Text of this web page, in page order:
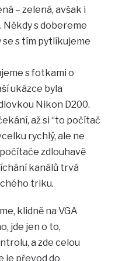
– zelená, avšak i
Někdy s dobereme
se s tím pytlíkujeme
s fotkami o
ukázce byla
Nikon D200.
až si “to počítač
rychlý, ale ne
zdlouhavě
kanálů trvá
triku.
klidně na VGA
jde jen o to,
a zde celou
je převod do